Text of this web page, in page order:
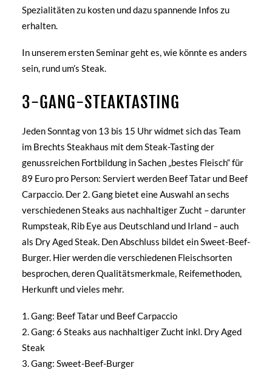
Spezialitäten zu kosten und dazu spannende Infos zu
erhalten.
In unserem ersten Seminar geht es, wie könnte es anders
sein, rund um’s Steak.
3-GANG-STEAKTASTING
Jeden Sonntag von 13 bis 15 Uhr widmet sich das Team
im Brechts Steakhaus mit dem Steak-Tasting der
genussreichen Fortbildung in Sachen „bestes Fleisch“ für
89 Euro pro Person: Serviert werden Beef Tatar und Beef
Carpaccio. Der 2. Gang bietet eine Auswahl an sechs
verschiedenen Steaks aus nachhaltiger Zucht – darunter
Rumpsteak, Rib Eye aus Deutschland und Irland – auch
als Dry Aged Steak. Den Abschluss bildet ein Sweet-Beef-
Burger. Hier werden die verschiedenen Fleischsorten
besprochen, deren Qualitätsmerkmale, Reifemethoden,
Herkunft und vieles mehr.
1. Gang: Beef Tatar und Beef Carpaccio
2. Gang: 6 Steaks aus nachhaltiger Zucht inkl. Dry Aged
Steak
3. Gang: Sweet-Beef-Burger